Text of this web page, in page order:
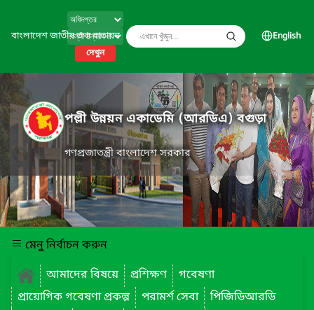
বাংলাদেশ জাতীয় তথ্য বাতায়ন
দেখুন
English
পল্লী উন্নয়ন একাডেমি (আরডিএ) বগুড়া
গণপ্রজাতন্ত্রী বাংলাদেশ সরকার
মেনু নির্বাচন করুন
আমাদের বিষয়ে
প্রশিক্ষণ
গবেষণা
প্রায়োগিক গবেষণা প্রকল্প
পরামর্শ সেবা
পিজিডিআরডি